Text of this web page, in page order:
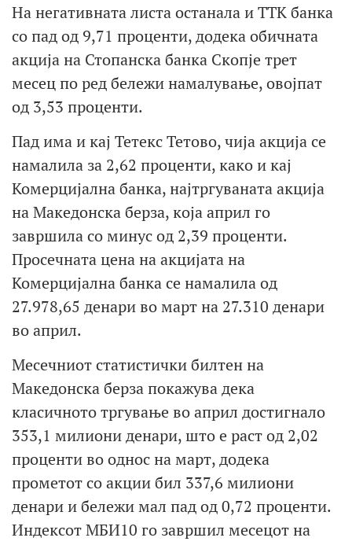
На негативната листа останала и ТТК банка
со пад од 9,71 проценти, додека обичната
акција на Стопанска банка Скопје трет
месец по ред бележи намалување, овојпат
од 3,53 проценти.
Пад има и кај Тетекс Тетово, чија акција се
намалила за 2,62 проценти, како и кај
Комерцијална банка, најтргуваната акција
на Македонска берза, која април го
завршила со минус од 2,39 проценти.
Просечната цена на акцијата на
Комерцијална банка се намалила од
27.978,65 денари во март на 27.310 денари
во април.
Месечниот статистички билтен на
Македонска берза покажува дека
класичното тргување во април достигнало
353,1 милиони денари, што е раст од 2,02
проценти во однос на март, додека
прометот со акции бил 337,6 милиони
денари и бележи мал пад од 0,72 проценти.
Индексот МБИ10 го завршил месецот на